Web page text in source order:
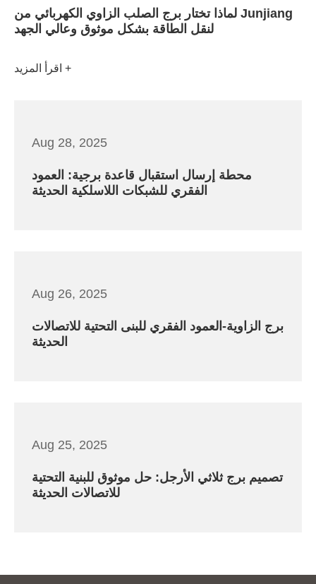
لماذا تختار برج الصلب الزاوي الكهربائي من Junjiang
لنقل الطاقة بشكل موثوق وعالي الجهد
Aug 28, 2025
محطة إرسال استقبال قاعدة برجية: العمود
الفقري للشبكات اللاسلكية الحديثة
Aug 26, 2025
برج الزاوية-العمود الفقري للبنى التحتية للاتصالات
الحديثة
Aug 25, 2025
تصميم برج ثلاثي الأرجل: حل موثوق للبنية التحتية
للاتصالات الحديثة